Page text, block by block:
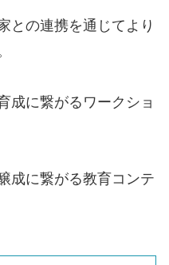
との連携を通じてより
成に繋がるワークショ
成に繋がる教育コンテ